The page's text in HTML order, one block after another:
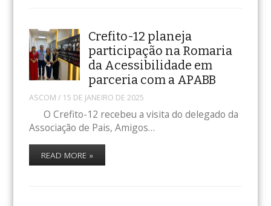
Crefito-12 planeja
participação na Romaria
da Acessibilidade em
parceria com a APABB
ASCOM / 15 DE JANEIRO DE 2025
O Crefito-12 recebeu a visita do delegado da
Associação de Pais, Amigos…
READ MORE »